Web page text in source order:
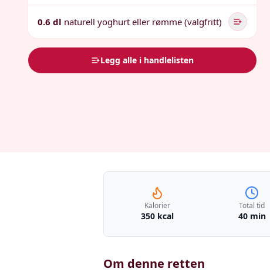
0.6 dl naturell yoghurt eller rømme (valgfritt)
Legg alle i handlelisten
Kalorier
350 kcal
Total tid
40 min
Om denne retten